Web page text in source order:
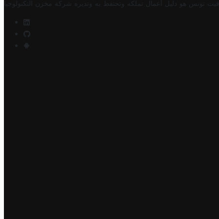
تونس هو دليل أعمال تملكه وتحتفظ به وتديره شركة مخزن التكنولوجيا